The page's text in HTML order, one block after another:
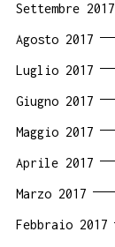
Settembre 2017
Agosto 2017
Luglio 2017
Giugno 2017
Maggio 2017
Aprile 2017
Marzo 2017
Febbraio 2017